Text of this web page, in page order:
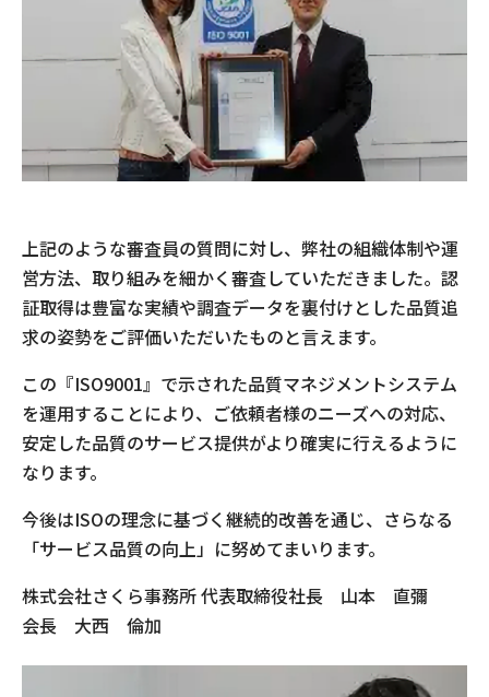
上記のような審査員の質問に対し、弊社の組織体制や運
営方法、取り組みを細かく審査していただきました。認
証取得は豊富な実績や調査データを裏付けとした品質追
求の姿勢をご評価いただいたものと言えます。
この『ISO9001』で示された品質マネジメントシステム
を運用することにより、ご依頼者様のニーズへの対応、
安定した品質のサービス提供がより確実に行えるように
なります。
今後はISOの理念に基づく継続的改善を通じ、さらなる
「サービス品質の向上」に努めてまいります。
株式会社さくら事務所 代表取締役社長 山本 直彌
会長 大西 倫加